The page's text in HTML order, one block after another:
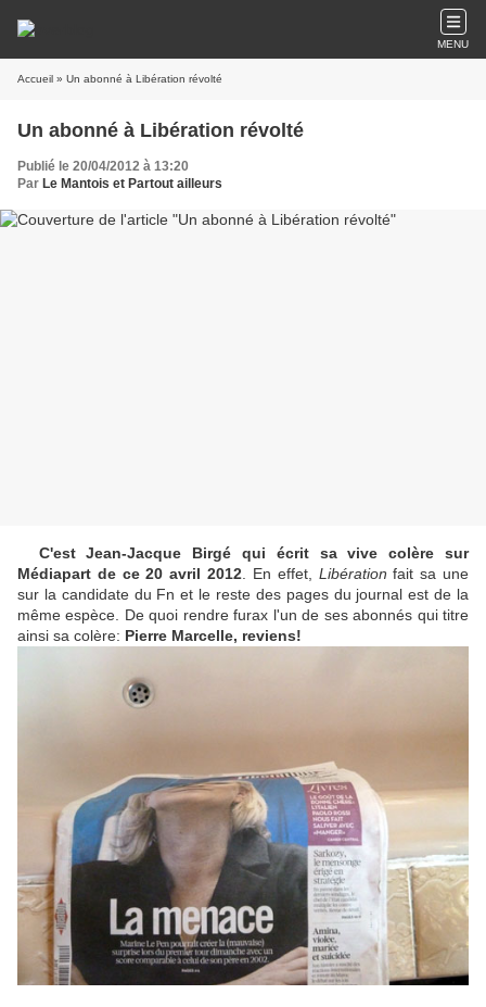
MENU
Accueil » Un abonné à Libération révolté
Un abonné à Libération révolté
Publié le 20/04/2012 à 13:20
Par Le Mantois et Partout ailleurs
C'est Jean-Jacque Birgé qui écrit sa vive colère sur
Médiapart de ce 20 avril 2012 . En effet, Libération fait sa une
sur la candidate du Fn et le reste des pages du journal est de la
même espèce. De quoi rendre furax l'un de ses abonnés qui titre
ainsi sa colère: Pierre Marcelle, reviens!